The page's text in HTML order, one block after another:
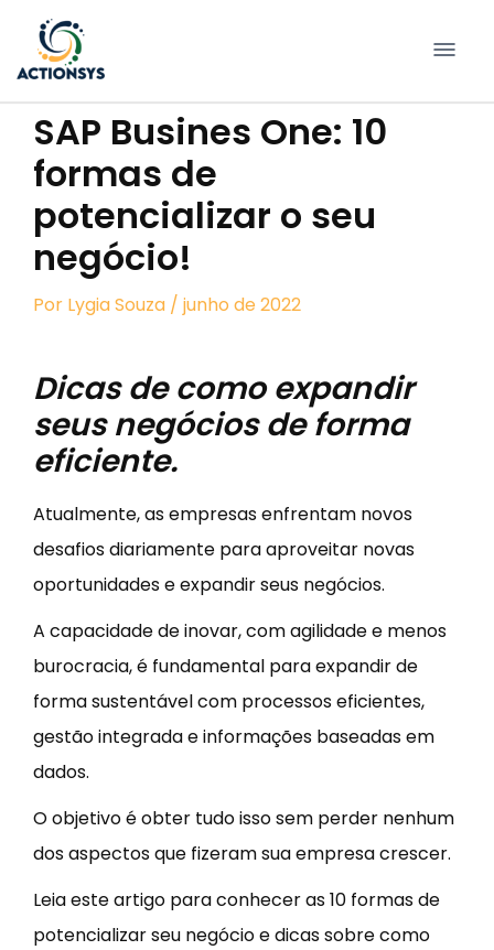
conteúdo
SAP Busines One: 10
formas de
potencializar o seu
negócio!
Por Lygia Souza / junho de 2022
Dicas de como expandir
seus negócios de forma
eficiente.
Atualmente, as empresas enfrentam novos
desafios diariamente para aproveitar novas
oportunidades e expandir seus negócios.
A capacidade de inovar, com agilidade e menos
burocracia, é fundamental para expandir de
forma sustentável com processos eficientes,
gestão integrada e informações baseadas em
dados.
O objetivo é obter tudo isso sem perder nenhum
dos aspectos que fizeram sua empresa crescer.
Leia este artigo para conhecer as 10 formas de
potencializar seu negócio e dicas sobre como